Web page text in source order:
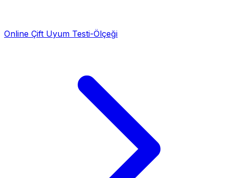
Online Çift Uyum Testi-Ölçeği